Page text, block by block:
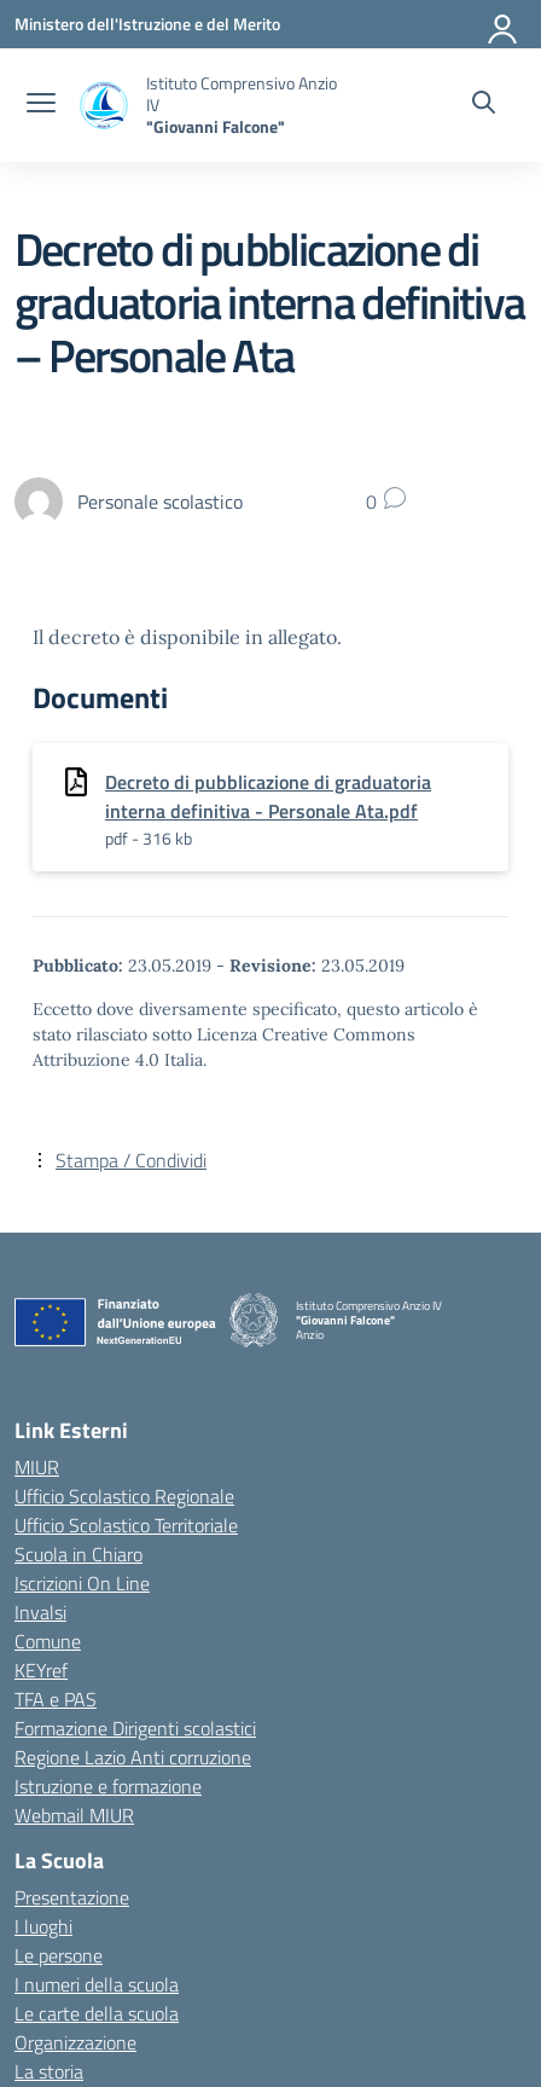
Vai ai contenuti
Vai al menu di navigazione
Vai al footer
Ministero dell'Istruzione e del Merito
Istituto Comprensivo Anzio
IV
"Giovanni Falcone"
Decreto di pubblicazione di
graduatoria interna definitiva
– Personale Ata
Personale scolastico 0
Il decreto è disponibile in allegato.
Documenti
Decreto di pubblicazione di graduatoria
interna definitiva - Personale Ata.pdf
pdf - 316 kb
Pubblicato: 23.05.2019 - Revisione: 23.05.2019
Eccetto dove diversamente specificato, questo articolo è
stato rilasciato sotto Licenza Creative Commons
Attribuzione 4.0 Italia.
Stampa / Condividi
Istituto Comprensivo Anzio IV
"Giovanni Falcone"
Anzio
Link Esterni
MIUR
Ufficio Scolastico Regionale
Ufficio Scolastico Territoriale
Scuola in Chiaro
Iscrizioni On Line
Invalsi
Comune
KEYref
TFA e PAS
Formazione Dirigenti scolastici
Regione Lazio Anti corruzione
Istruzione e formazione
Webmail MIUR
La Scuola
Presentazione
I luoghi
Le persone
I numeri della scuola
Le carte della scuola
Organizzazione
La storia